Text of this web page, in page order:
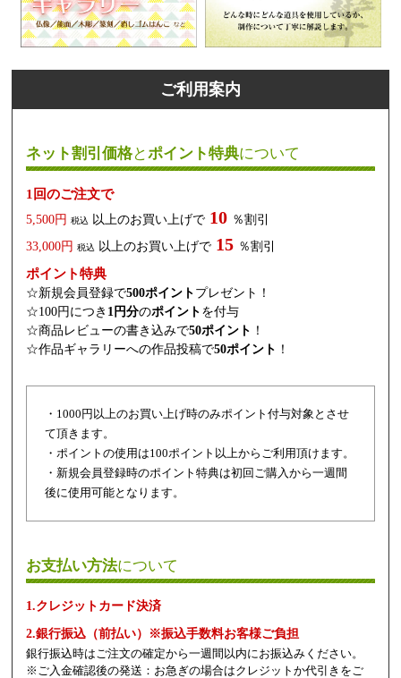
ご利用案内
ネット割引価格とポイント特典について
1回のご注文で
5,500円 税込 以上のお買い上げで 10 ％割引
33,000円 税込 以上のお買い上げで 15 ％割引
ポイント特典
☆新規会員登録で500ポイント プレゼント！
☆100円につき 1円分のポイント を付与
☆商品レビューの書き込みで50ポイント ！
☆作品ギャラリーへの作品投稿で50ポイント ！
・1000円以上のお買い上げ時のみポイント付与対象とさせ
て頂きます。
・ポイントの使用は100ポイント以上からご利用頂けます。
・新規会員登録時のポイント特典は初回ご購入から一週間
後に使用可能となります。
お支払い方法について
1.クレジットカード決済
2.銀行振込（前払い）※振込手数料お客様ご負担
銀行振込時はご注文の確定から一週間以内にお振込みください。
※ご入金確認後の発送：お急ぎの場合はクレジットか代引きをご